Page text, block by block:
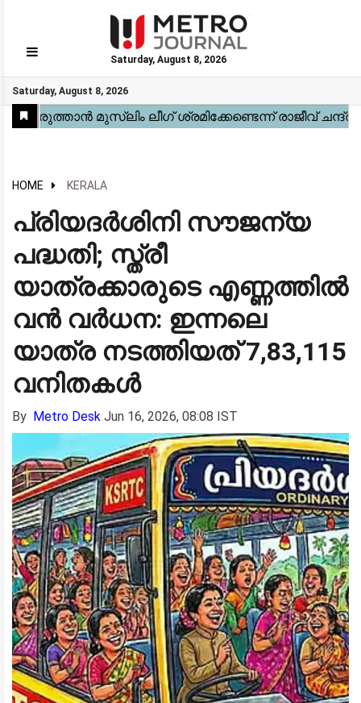
Saturday, August 8, 2026
Saturday, August 8, 2026
GO
Home
Kerala
National
Gulf
World
Sports
Movies
Health
Automobile
Travel
Education
Novel
Business
Technology
Webstory
HOME KERALA
പ്രിയദര്‍ശിനി സൗജന്യ
പദ്ധതി; സ്ത്രീ
യാത്രക്കാരുടെ എണ്ണത്തില്‍
വന്‍ വര്‍ധന: ഇന്നലെ
യാത്ര നടത്തിയത് 7,83,115
വനിതകള്‍
By Metro Desk Jun 16, 2026, 08:08 IST